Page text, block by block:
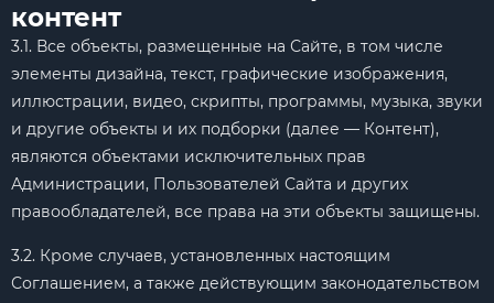
контент
3.1. Все объекты, размещенные на Сайте, в том числе
элементы дизайна, текст, графические изображения,
иллюстрации, видео, скрипты, программы, музыка, звуки
и другие объекты и их подборки (далее — Контент),
являются объектами исключительных прав
Администрации, Пользователей Сайта и других
правообладателей, все права на эти объекты защищены.
3.2. Кроме случаев, установленных настоящим
Соглашением, а также действующим законодательством